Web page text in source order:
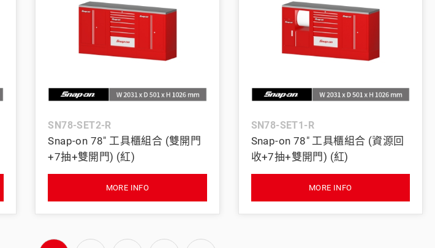
SN78-SET2-R
Snap-on 78" 工具櫃組合 (雙開門
+7抽+雙開門) (紅)
MORE INFO
SN78-SET1-R
Snap-on 78" 工具櫃組合 (資源回
收+7抽+雙開門) (紅)
MORE INFO